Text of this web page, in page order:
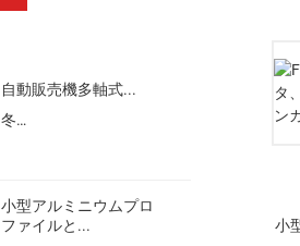
自動販売機多軸式...
冬…
小型アルミニウムプロ
ファイルと...
小